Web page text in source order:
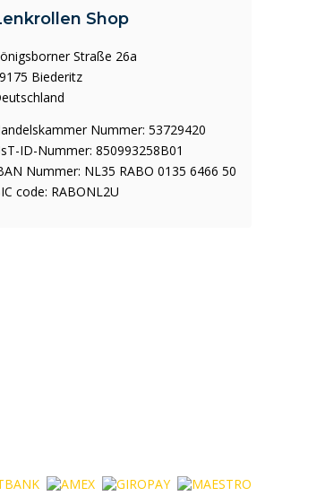
Shop
Straße 26a
Biederitz
Nummer: 53729420
ID-Nummer: 850993258B01
Nummer: NL35 RABO 0135 6466 50
code: RABONL2U